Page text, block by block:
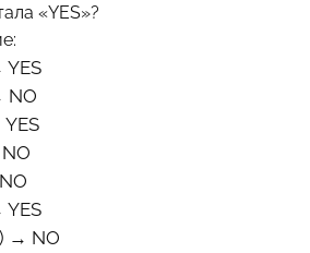
«YES»?
NO
→ NO